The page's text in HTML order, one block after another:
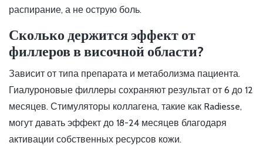
распирание, а не острую боль.
Сколько держится эффект от
филлеров в височной области?
Зависит от типа препарата и метаболизма пациента.
Гиалуроновые филлеры сохраняют результат от 6 до 12
месяцев. Стимуляторы коллагена, такие как Radiesse,
могут давать эффект до 18-24 месяцев благодаря
активации собственных ресурсов кожи.